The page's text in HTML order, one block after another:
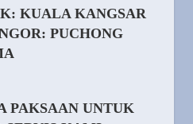
KUALA KANGSAR
PUCHONG
PAKSAAN UNTUK